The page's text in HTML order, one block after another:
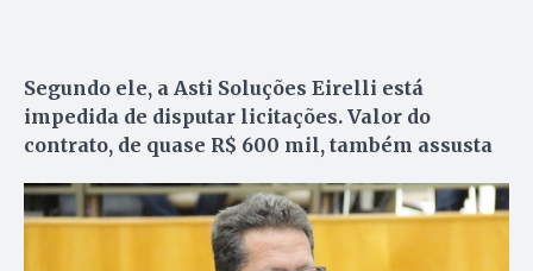
Segundo ele, a Asti Soluções Eirelli está
impedida de disputar licitações. Valor do
contrato, de quase R$ 600 mil, também assusta